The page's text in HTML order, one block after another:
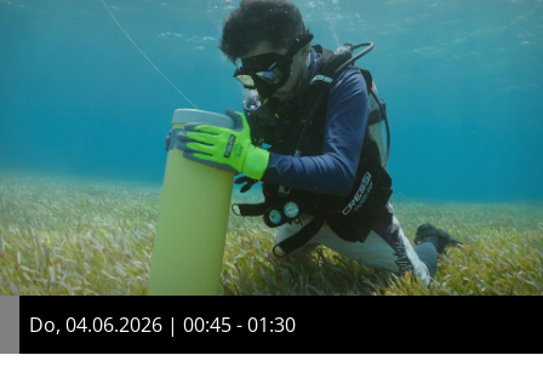
Do, 04.06.2026 | 00:45 - 01:30